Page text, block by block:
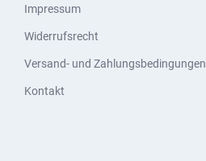
Impressum
Widerrufsrecht
Versand- und Zahlungsbedingungen
Kontakt